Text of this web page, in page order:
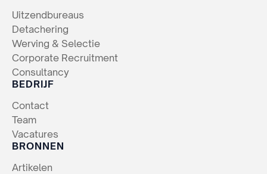
Uitzendbureaus
Detachering
Werving & Selectie
Corporate Recruitment
Consultancy
BEDRIJF
Contact
Team
Vacatures
BRONNEN
Artikelen